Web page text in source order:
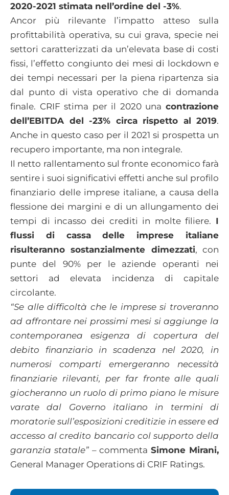
2020-2021 stimata nell’ordine del -3%.
Ancor più rilevante l’impatto atteso sulla
profittabilità operativa, su cui grava, specie nei
settori caratterizzati da un’elevata base di costi
fissi, l’effetto congiunto dei mesi di lockdown e
dei tempi necessari per la piena ripartenza sia
dal punto di vista operativo che di domanda
finale. CRIF stima per il 2020 una contrazione
dell’EBITDA del -23% circa rispetto al 2019.
Anche in questo caso per il 2021 si prospetta un
recupero importante, ma non integrale.
Il netto rallentamento sul fronte economico farà
sentire i suoi significativi effetti anche sul profilo
finanziario delle imprese italiane, a causa della
flessione dei margini e di un allungamento dei
tempi di incasso dei crediti in molte filiere. I
flussi di cassa delle imprese italiane
risulteranno sostanzialmente dimezzati, con
punte del 90% per le aziende operanti nei
settori ad elevata incidenza di capitale
circolante.
“Se alle difficoltà che le imprese si troveranno
ad affrontare nei prossimi mesi si aggiunge la
contemporanea esigenza di copertura del
debito finanziario in scadenza nel 2020, in
numerosi comparti emergeranno necessità
finanziarie rilevanti, per far fronte alle quali
giocheranno un ruolo di primo piano le misure
varate dal Governo italiano in termini di
moratorie sull’esposizioni creditizie in essere ed
accesso al credito bancario col supporto della
garanzia statale”– commentaSimone Mirani,
General Manager Operations di CRIF Ratings.